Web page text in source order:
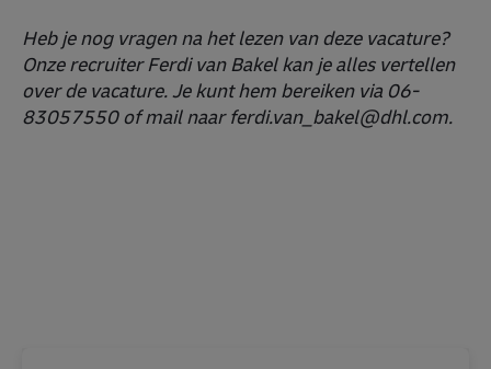
Heb je nog vragen na het lezen van deze vacature?
Onze recruiter Ferdi van Bakel kan je alles vertellen
over de vacature. Je kunt hem bereiken via 06-
83057550 of mail naar ferdi.van_bakel@dhl.com.